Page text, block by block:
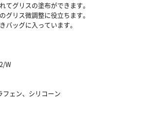
てグリスの塗布ができます。
グリス微調整に役立ちます。
バッグに入っています。
W
ェン、シリコーン